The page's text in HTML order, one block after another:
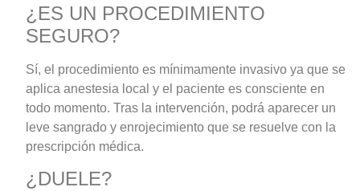
¿ES UN PROCEDIMIENTO
SEGURO?
Sí, el procedimiento es mínimamente invasivo ya que se
aplica anestesia local y el paciente es consciente en
todo momento. Tras la intervención, podrá aparecer un
leve sangrado y enrojecimiento que se resuelve con la
prescripción médica.
¿DUELE?